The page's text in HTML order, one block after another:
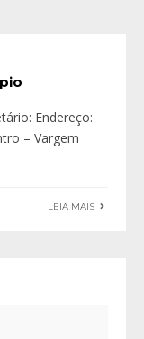
Endereço:
– Vargem
LEIA MAIS